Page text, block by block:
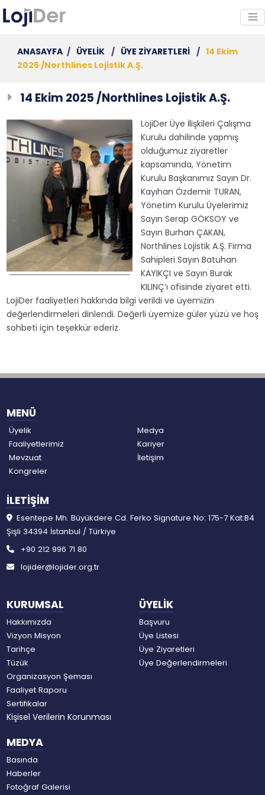
ANASAYFA / ÜYELİK / ÜYE ZİYARETLERİ / 14 Ekim
2025 /Northlines Lojistik A.Ş.
14 Ekim 2025 /Northlines Lojistik A.Ş.
LojiDer Üye İlişkileri Çalışma
Kurulu dahilinde yapmış
olduğumuz ziyaretler
kapsamında, Yönetim
Kurulu Başkanımız Sayın Dr.
Kayıhan Özdemir TURAN,
Yönetim Kurulu Üyelerimiz
Sayın Serap GÖKSOY ve
Sayın Burhan ÇAKAN,
Northlines Lojistik A.Ş. Firma
Sahipleri Sayın Batuhan
KAYIKÇI ve Sayın Burak
KILINÇ’ı ofisinde ziyaret etti.
LojiDer faaliyetleri hakkında bilgi verildi ve üyemizin
değerlendirmeleri dinlendi. Değerli üyemize güler yüzü ve hoş
sohbeti için teşekkür ederiz.
MENÜ
Üyelik
Faaliyetlerimiz
Mevzuat
Kongreler
Medya
Kariyer
İletişim
KURUMSAL
Hakkımızda
Vizyon Misyon
Tarihçe
Tüzük
Organizasyon Şeması
Faaliyet Raporu
Sertifikalar
Kişisel Verilerin Korunması
ÜYELİK
Başvuru
Üye Listesi
Üye Ziyaretleri
Üye Değerlendirmeleri
MEDYA
Basında
Haberler
Fotoğraf Galerisi
İLETİŞİM
Esentepe Mh. Büyükdere Cd. Ferko Signature No: 175-7 Kat:B4
Şişli 34394 İstanbul / Türkiye
+90 212 996 71 80
lojider@lojider.org.tr